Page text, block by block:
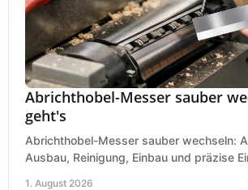
Abrichthobel-Messer sauber
geht's
Abrichthobel-Messer sauber wechseln:
Ausbau, Reinigung, Einbau und präzise
1. August 2026